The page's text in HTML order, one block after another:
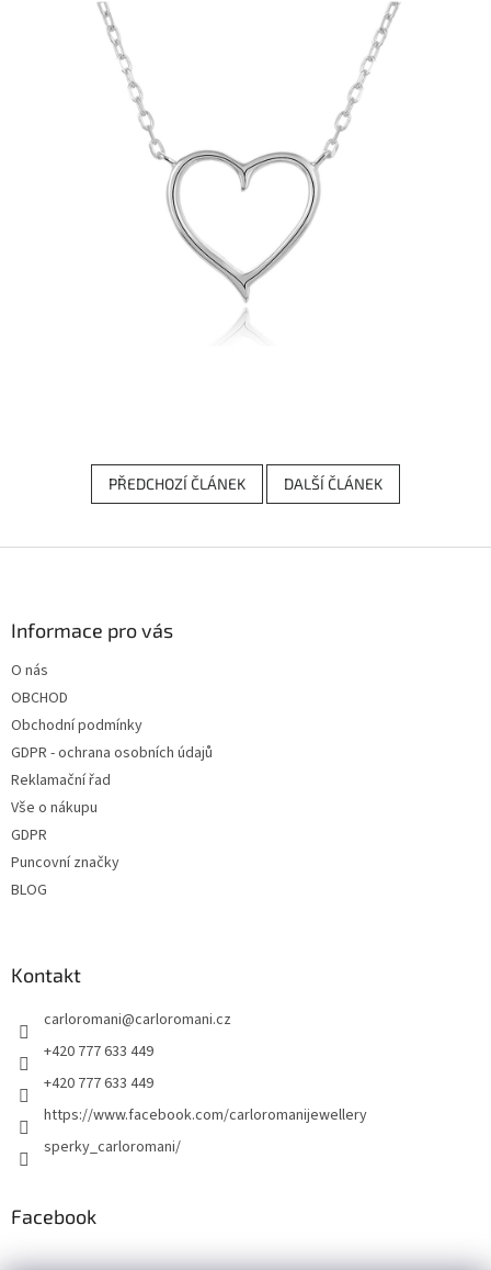
PŘEDCHOZÍ ČLÁNEK DALŠÍ ČLÁNEK
Informace pro vás
O nás
OBCHOD
Obchodní podmínky
GDPR - ochrana osobních údajů
Reklamační řad
Vše o nákupu
GDPR
Puncovní značky
BLOG
Kontakt
carloromani@carloromani.cz
+420 777 633 449
+420 777 633 449
https://www.facebook.com/carloromanijewellery
sperky_carloromani/
Facebook